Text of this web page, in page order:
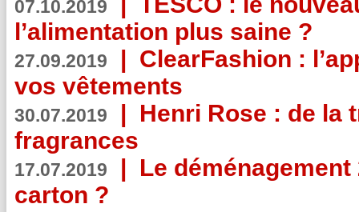
07.10.2019
l’alimentation plus saine ?
27.09.2019 | ClearFashion :
vos vêtements
30.07.2019 | Henri Rose : de la
fragrances
17.07.2019 | Le
carton ?